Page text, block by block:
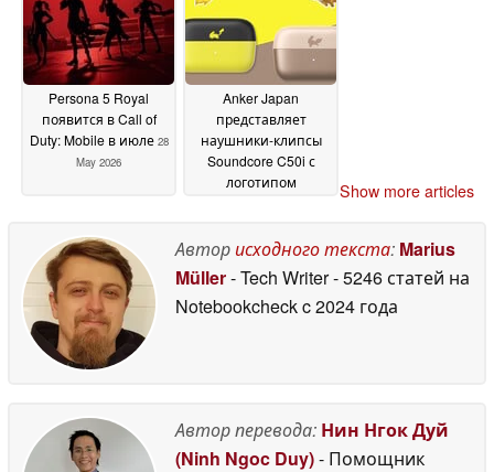
Persona 5 Royal
появится в Call of
Duty: Mobile в июле 28
May 2026
Anker Japan
представляет
наушники-клипсы
Soundcore C50i с
логотипом
Show more articles
Авторисходного текста: Marius
Müller- Tech Writer- 5246 статей на
Notebookcheckc 2024 года
Автор перевода: Нин Нгок Дуй
(Ninh Ngoc Duy)- Помощник